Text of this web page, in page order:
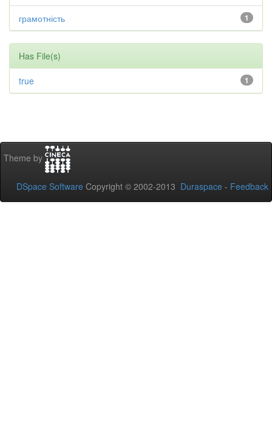
1
грамотність
Has File(s)
1
true
Theme by
DSpace Software Copyright © 2002-2013 Duraspace - Feedback